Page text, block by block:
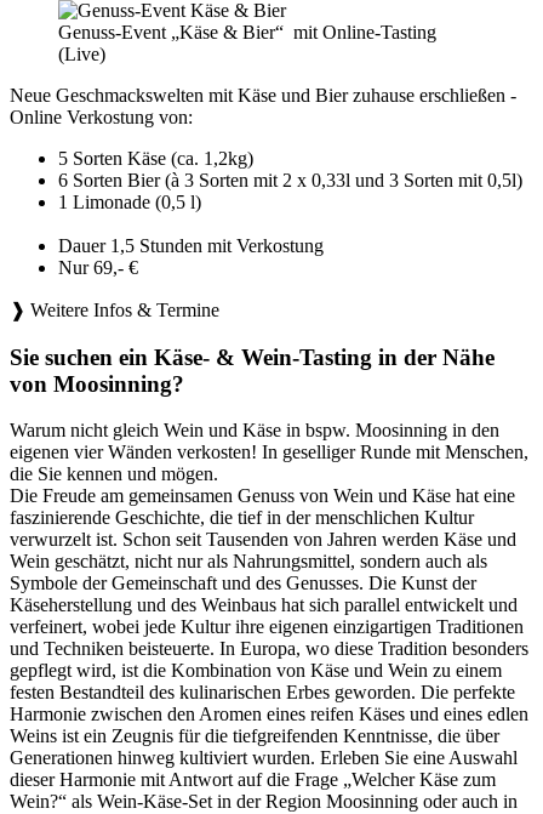
Genuss-Event „Käse & Bier“ mit Online-Tasting
(Live)
Neue Geschmackswelten mit Käse und Bier zuhause erschließen -
Online Verkostung von:
5 Sorten Käse (ca. 1,2kg)
6 Sorten Bier (à 3 Sorten mit 2 x 0,33l und 3 Sorten mit 0,5l)
1 Limonade (0,5 l)
Dauer 1,5 Stunden mit Verkostung
Nur 69,- €
❱ Weitere Infos & Termine
Sie suchen ein Käse- & Wein-Tasting in der Nähe
von Moosinning?
Warum nicht gleich Wein und Käse in bspw. Moosinning in den
eigenen vier Wänden verkosten! In geselliger Runde mit Menschen,
die Sie kennen und mögen.
Die Freude am gemeinsamen Genuss von Wein und Käse hat eine
faszinierende Geschichte, die tief in der menschlichen Kultur
verwurzelt ist. Schon seit Tausenden von Jahren werden Käse und
Wein geschätzt, nicht nur als Nahrungsmittel, sondern auch als
Symbole der Gemeinschaft und des Genusses. Die Kunst der
Käseherstellung und des Weinbaus hat sich parallel entwickelt und
verfeinert, wobei jede Kultur ihre eigenen einzigartigen Traditionen
und Techniken beisteuerte. In Europa, wo diese Tradition besonders
gepflegt wird, ist die Kombination von Käse und Wein zu einem
festen Bestandteil des kulinarischen Erbes geworden. Die perfekte
Harmonie zwischen den Aromen eines reifen Käses und eines edlen
Weins ist ein Zeugnis für die tiefgreifenden Kenntnisse, die über
Generationen hinweg kultiviert wurden. Erleben Sie eine Auswahl
dieser Harmonie mit Antwort auf die Frage „Welcher Käse zum
Wein?“ als Wein-Käse-Set in der Region Moosinning oder auch in